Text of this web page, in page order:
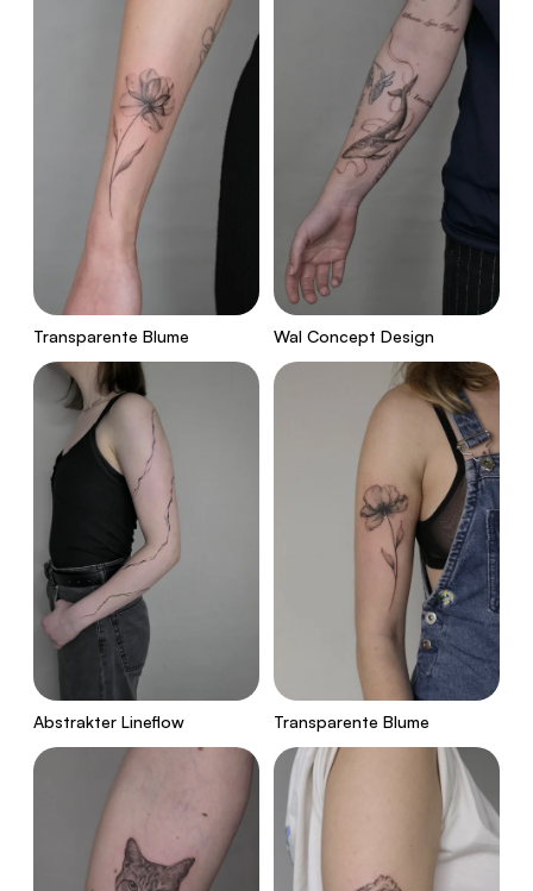
Transparente Blume Wal Concept Design
Abstrakter Lineflow Transparente Blume